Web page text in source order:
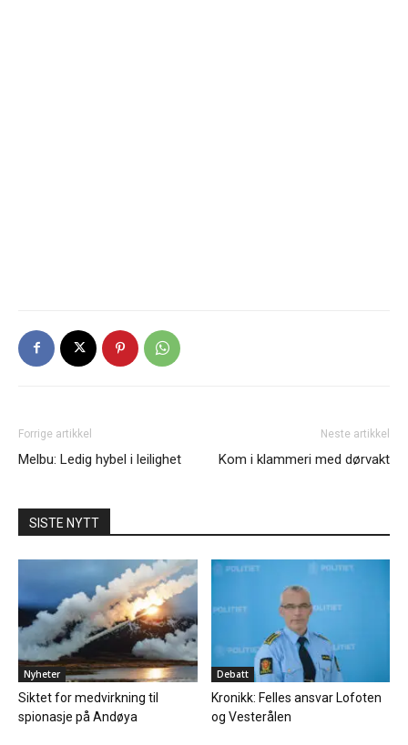
Forrige artikkel
Melbu: Ledig hybel i leilighet
Neste artikkel
Kom i klammeri med dørvakt
SISTE NYTT
Nyheter
Siktet for medvirkning til
spionasje på Andøya
Debatt
Kronikk: Felles ansvar Lofoten
og Vesterålen